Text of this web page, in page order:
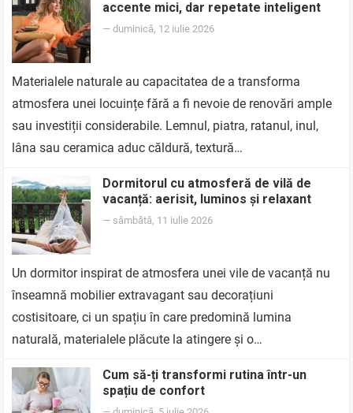
accente mici, dar repetate inteligent
—duminică, 12 iulie 2026
Materialele naturale au capacitatea de a transforma
atmosfera unei locuințe fără a fi nevoie de renovări ample
sau investiții considerabile. Lemnul, piatra, ratanul, inul,
lâna sau ceramica aduc căldură, textură…
Dormitorul cu atmosferă de vilă de
vacanță: aerisit, luminos și relaxant
— sâmbătă, 11 iulie 2026
Un dormitor inspirat de atmosfera unei vile de vacanță nu
înseamnă mobilier extravagant sau decorațiuni
costisitoare, ci un spațiu în care predomină lumina
naturală, materialele plăcute la atingere și o…
Cum să-ți transformi rutina într-un
spațiu de confort